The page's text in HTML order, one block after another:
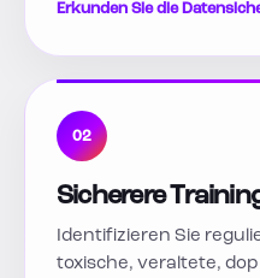
Erkunden Sie die
02
Sicherere
Identifizieren Sie
toxische, veraltete,